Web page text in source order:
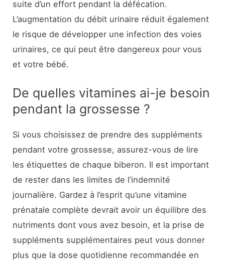
suite d’un effort pendant la défécation.
L’augmentation du débit urinaire réduit également
le risque de développer une infection des voies
urinaires, ce qui peut être dangereux pour vous
et votre bébé.
De quelles vitamines ai-je besoin
pendant la grossesse ?
Si vous choisissez de prendre des suppléments
pendant votre grossesse, assurez-vous de lire
les étiquettes de chaque biberon. Il est important
de rester dans les limites de l’indemnité
journalière. Gardez à l’esprit qu’une vitamine
prénatale complète devrait avoir un équilibre des
nutriments dont vous avez besoin, et la prise de
suppléments supplémentaires peut vous donner
plus que la dose quotidienne recommandée en